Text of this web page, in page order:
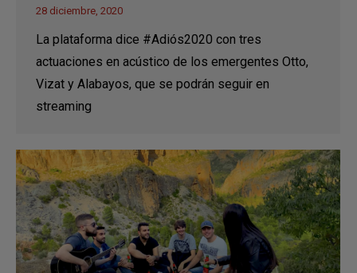
28 diciembre, 2020
La plataforma dice #Adiós2020 con tres
actuaciones en acústico de los emergentes Otto,
Vizat y Alabayos, que se podrán seguir en
streaming